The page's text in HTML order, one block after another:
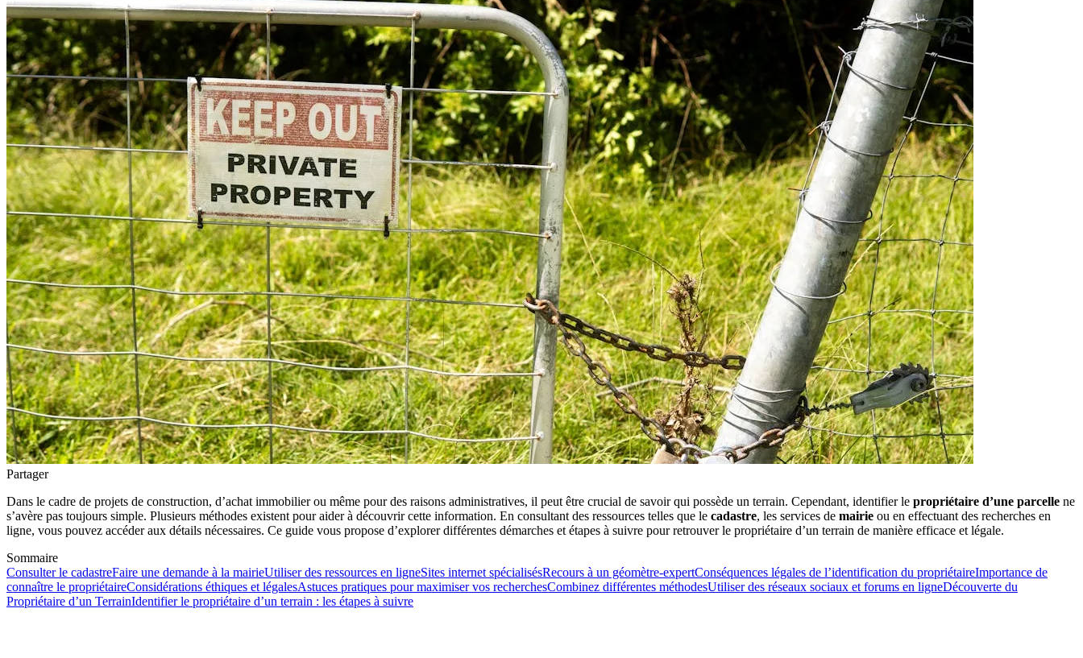
Partager
Dans le cadre de projets de construction, d’achat immobilier ou même pour des raisons administratives, il peut être crucial de savoir qui possède un terrain. Cependant, identifier le propriétaire d’une parcelle ne
s’avère pas toujours simple. Plusieurs méthodes existent pour aider à découvrir cette information. En consultant des ressources telles que le cadastre, les services de mairie ou en effectuant des recherches en
ligne, vous pouvez accéder aux détails nécessaires. Ce guide vous propose d’explorer différentes démarches et étapes à suivre pour retrouver le propriétaire d’un terrain de manière efficace et légale.
Sommaire
Consulter le cadastreFaire une demande à la mairieUtiliser des ressources en ligneSites internet spécialisésRecours à un géomètre-expertConséquences légales de l’identification du propriétaireImportance de
connaître le propriétaireConsidérations éthiques et légalesAstuces pratiques pour maximiser vos recherchesCombinez différentes méthodesUtiliser des réseaux sociaux et forums en ligneDécouverte du
Propriétaire d’un TerrainIdentifier le propriétaire d’un terrain : les étapes à suivre